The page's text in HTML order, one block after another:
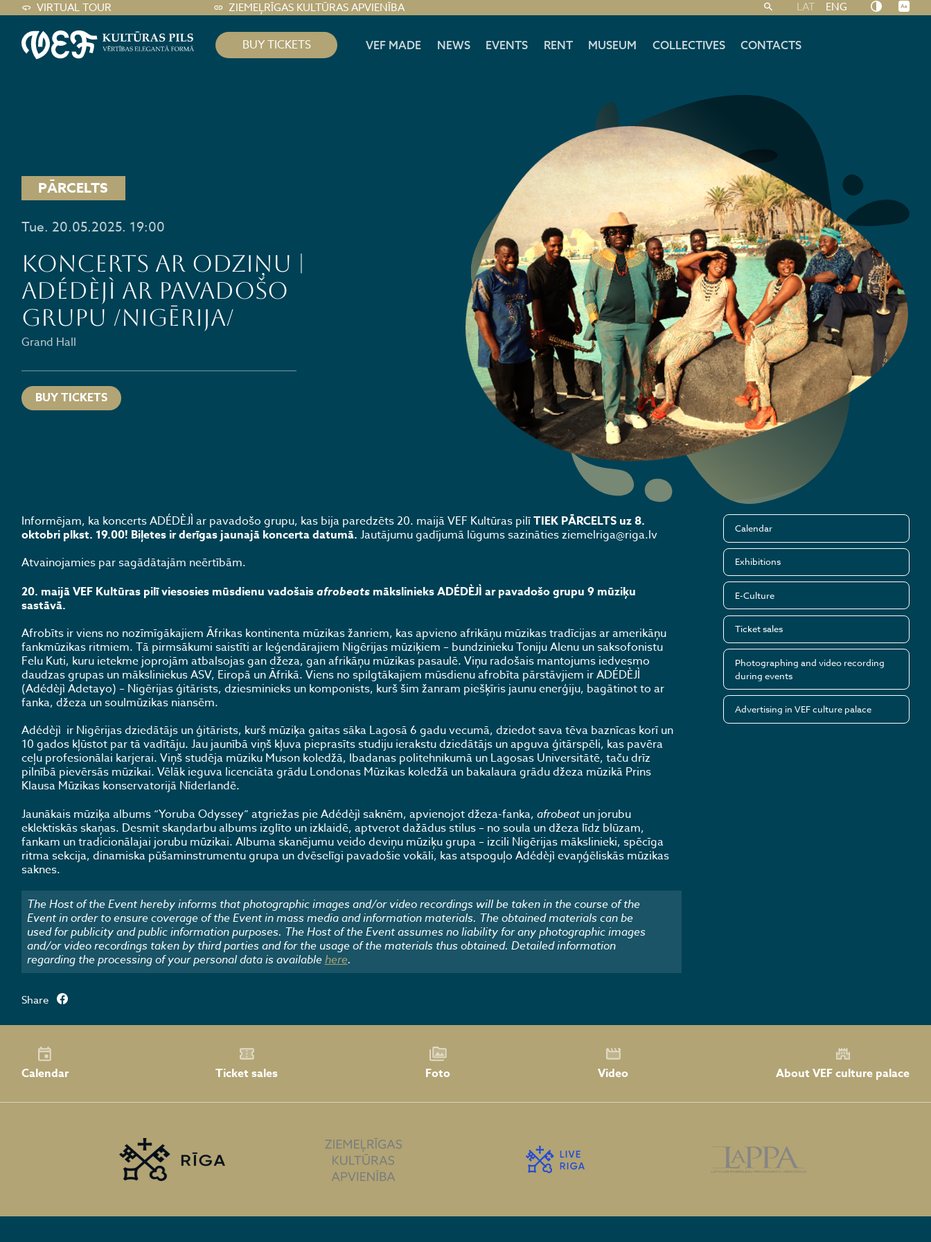
VIRTUAL TOUR ZIEMEĻRĪGAS KULTŪRAS APVIENĪBA LAT ENG
BUY TICKETS VEF MADE NEWS EVENTS RENT MUSEUM COLLECTIVES CONTACTS
PĀRCELTS
Tue. 20.05.2025. 19:00
KONCERTS AR ODZIŅU |
ADÉDÈJÌ ar pavadošo
grupu /Nigērija/
Grand Hall
BUY TICKETS
Informējam, ka koncerts ADÉDÈJÌ ar pavadošo grupu, kas bija paredzēts 20. maijā VEF Kultūras pilīTIEK PĀRCELTS uz 8.
oktobri plkst. 19.00! Biļetes ir derīgas jaunajā koncerta datumā. Jautājumu gadījumā lūgums sazināties ziemelriga@riga.lv
Atvainojamies par sagādātajām neērtībām.
20. maijā VEF Kultūras pilī viesosies mūsdienu vadošaisafrobeats mākslinieks ADÉDÈJÌ ar pavadošo grupu 9 mūziķu
sastāvā.
Afrobīts ir viens no nozīmīgākajiem Āfrikas kontinenta mūzikas žanriem, kas apvieno afrikāņu mūzikas tradīcijas ar amerikāņu
fankmūzikas ritmiem. Tā pirmsākumi saistīti ar leģendārajiem Nigērijas mūziķiem – bundzinieku Toniju Alenu un saksofonistu
Felu Kuti, kuru ietekme joprojām atbalsojas gan džeza, gan afrikāņu mūzikas pasaulē. Viņu radošais mantojums iedvesmo
daudzas grupas un māksliniekus ASV, Eiropā un Āfrikā. Viens no spilgtākajiem mūsdienu afrobīta pārstāvjiem ir ADÉDÈJÌ
(Adédèjì Adetayo) – Nigērijas ģitārists, dziesminieks un komponists, kurš šim žanram piešķīris jaunu enerģiju, bagātinot to ar
fanka, džeza un soulmūzikas niansēm.
Adédèjì ir Nigērijas dziedātājs un ģitārists, kurš mūziķa gaitas sāka Lagosā 6 gadu vecumā, dziedot sava tēva baznīcas korī un
10 gados kļūstot par tā vadītāju. Jau jaunībā viņš kļuva pieprasīts studiju ierakstu dziedātājs un apguva ģitārspēli, kas pavēra
ceļu profesionālai karjerai. Viņš studēja mūziku Muson koledžā, Ibadanas politehnikumā un Lagosas Universitātē, taču drīz
pilnībā pievērsās mūzikai. Vēlāk ieguva licenciāta grādu Londonas Mūzikas koledžā un bakalaura grādu džeza mūzikā Prins
Klausa Mūzikas konservatorijā Nīderlandē.
Jaunākais mūziķa albums “Yoruba Odyssey” atgriežas pie Adédèjì saknēm, apvienojot džeza-fanka, afrobeatun jorubu
eklektiskās skaņas. Desmit skaņdarbu albums izglīto un izklaidē, aptverot dažādus stilus – no soula un džeza līdz blūzam,
fankam un tradicionālajai jorubu mūzikai. Albuma skanējumu veido deviņu mūziķu grupa – izcili Nigērijas mākslinieki, spēcīga
ritma sekcija, dinamiska pūšaminstrumentu grupa un dvēselīgi pavadošie vokāli, kas atspoguļo Adédèjì evaņģēliskās mūzikas
saknes.
The Host of the Event hereby informs that photographic images and/or video recordings will be taken in the course of the
Event in order to ensure coverage of the Event in mass media and information materials. The obtained materials can be
used for publicity and public information purposes. The Host of the Event assumes no liability for any photographic images
and/or video recordings taken by third parties and for the usage of the materials thus obtained. Detailed information
regarding the processing of your personal data is availablehere.
Calendar
Exhibitions
E-Culture
Ticket sales
Photographing and video recording
during events
Advertising in VEF culture palace
Share
Calendar Ticket sales Foto Video About VEF culture palace